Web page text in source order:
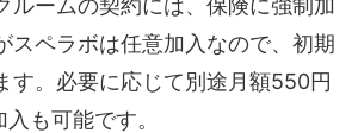
スペラボは任意加入なので、初期
す。必要に応じて別途月額550円
も可能です。